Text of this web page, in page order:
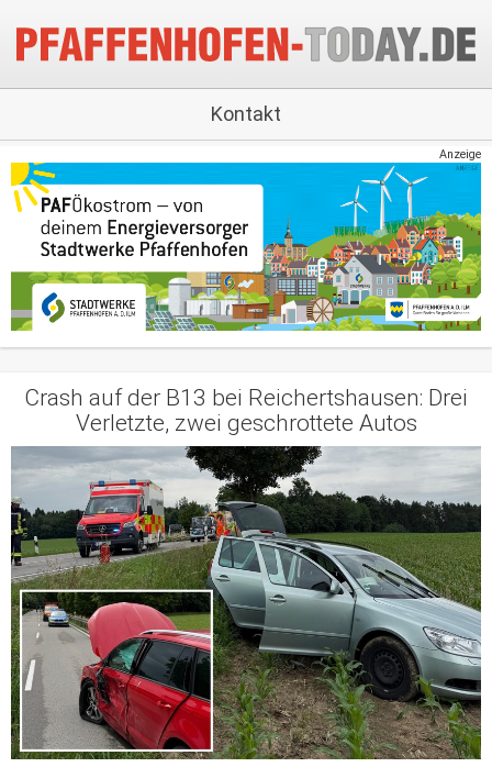
Kontakt
Anzeige
Crash auf der B13 bei Reichertshausen: Drei
Verletzte, zwei geschrottete Autos